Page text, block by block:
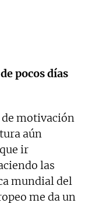
pocos días
de motivación
aún
ir
las
mundial del
me da un